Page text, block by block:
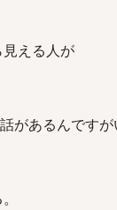
える人が
があるんですが